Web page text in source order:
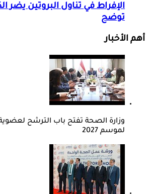
الإفراط في تناول البروتين يضر
توضح
أهم الأخبار
وزارة الصحة تفتح باب الترشح
لموسم 2027